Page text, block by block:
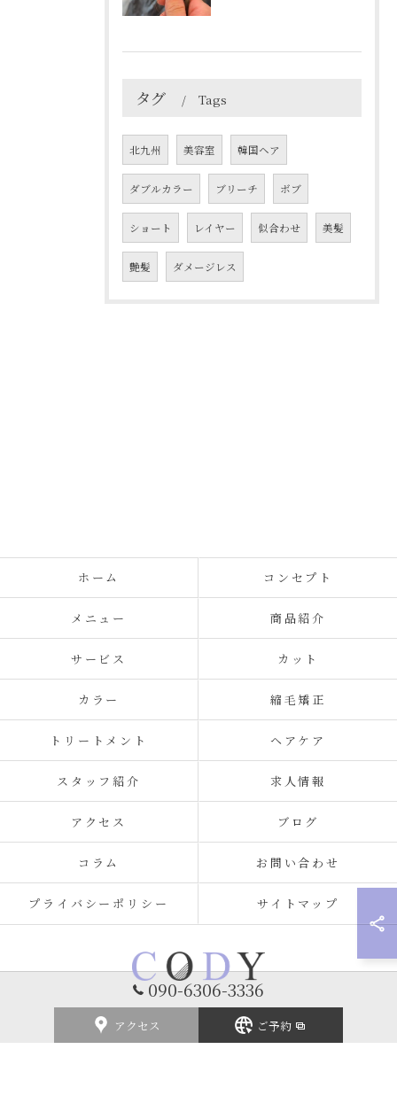
タグ Tags
北九州 美容室 韓国ヘア
ダブルカラー ブリーチ ボブ
ショート レイヤー 似合わせ 美髪
艶髪 ダメージレス
090-6306-3336
アクセス ご予約
ホーム コンセプト
メニュー 商品紹介
サービス カット
カラー 縮毛矯正
トリートメント ヘアケア
スタッフ紹介 求人情報
アクセス ブログ
コラム お問い合わせ
プライバシーポリシー サイトマップ
© 2026 福岡県北九州の美容室ならCODY ALL RIGHTS RESERVED.